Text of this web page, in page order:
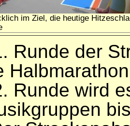
im Ziel, die heutige
Runde der
Runde wird